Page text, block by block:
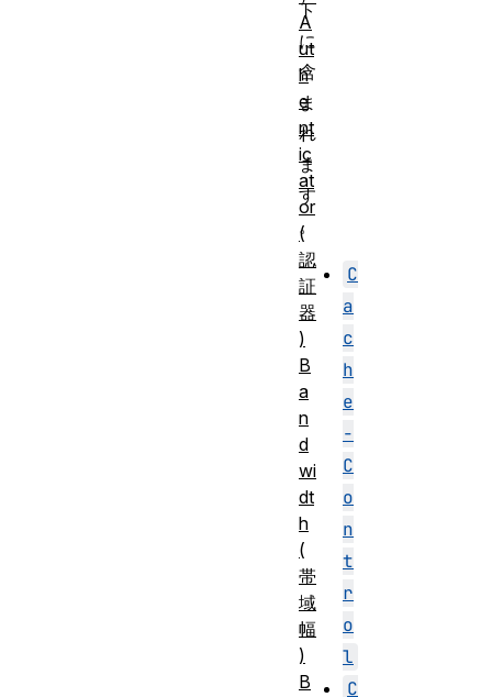
ト
に
含
ま
れ
ま
す
。
C
a
c
h
e
-
C
o
n
t
r
o
l
C
A
ut
h
e
nt
ic
at
or
(
認
証
器
)
B
a
n
d
wi
dt
h
(
帯
域
幅
)
B